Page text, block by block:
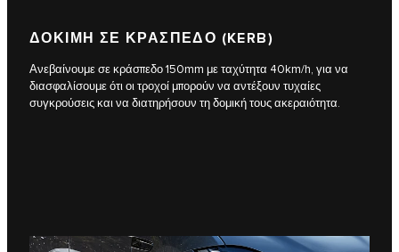
ΔΟΚΙΜΗ ΣΕ ΚΡΑΣΠΕΔΟ (KERB)
Ανεβαίνουμε σε κράσπεδο 150mm με ταχύτητα 40km/h, για να
διασφαλίσουμε ότι οι τροχοί μπορούν να αντέξουν τυχαίες
συγκρούσεις και να διατηρήσουν τη δομική τους ακεραιότητα.